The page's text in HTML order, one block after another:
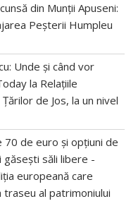
din Munții Apuseni:
Peșterii Humpleu
Unde și când vor
la Relațiile
de Jos, la un nivel
70 de euro și opțiuni de
găsești săli libere -
europeană care
al patrimoniului